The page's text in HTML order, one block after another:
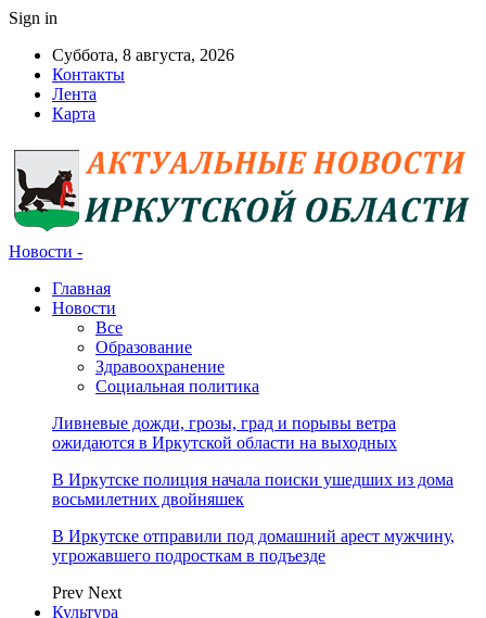
Sign in
Суббота, 8 августа, 2026
Контакты
Лента
Карта
Новости -
Главная
Новости
Все
Образование
Здравоохранение
Социальная политика
Ливневые дожди, грозы, град и порывы ветра
ожидаются в Иркутской области на выходных
В Иркутске полиция начала поиски ушедших из дома
восьмилетних двойняшек
В Иркутске отправили под домашний арест мужчину,
угрожавшего подросткам в подъезде
Prev Next
Культура